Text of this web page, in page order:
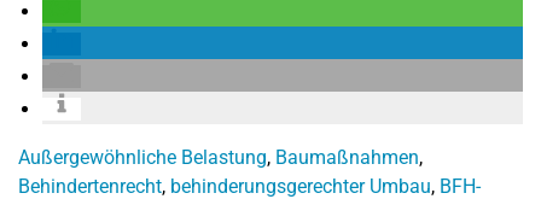
Außergewöhnliche Belastung, Baumaßnahmen,
Behindertenrecht, behinderungsgerechter Umbau, BFH-